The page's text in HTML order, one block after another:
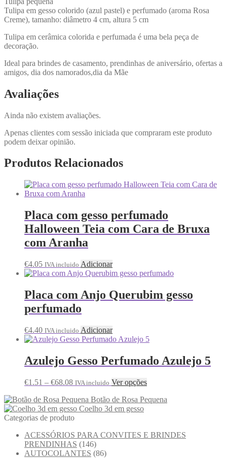
Tulipa em gesso colorido (azul pastel) e perfumado (aroma Rosa
Creme), tamanho: diâmetro 4 cm, altura 5 cm
Tulipa em cerâmica colorida e perfumada é uma bela peça de
decoração.
Ideal para brindes de casamento, prendinhas de aniversário, ofertas a
amigos, dia dos namorados,dia da Mãe
Avaliações
Ainda não existem avaliações.
Apenas clientes com sessão iniciada que compraram este produto
podem deixar opinião.
Produtos Relacionados
Placa com gesso perfumado
Halloween Teia com Cara de Bruxa
com Aranha
€4.05 IVA incluido Adicionar
Placa com Anjo Querubim gesso
perfumado
€4.40 IVA incluido Adicionar
Azulejo Gesso Perfumado Azulejo 5
€1.51 – €68.08 IVA incluido Ver opções
Botão de Rosa Pequena
Coelho 3d em gesso
Categorias de produto
ACESSÓRIOS PARA CONVITES E BRINDES
PRENDINHAS (146)
AUTOCOLANTES (86)